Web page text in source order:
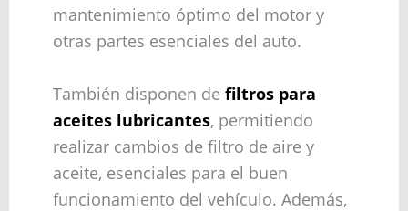
mantenimiento óptimo del motor y
otras partes esenciales del auto.
También disponen de filtros para
aceites lubricantes, permitiendo
realizar cambios de filtro de aire y
aceite, esenciales para el buen
funcionamiento del vehículo. Además,